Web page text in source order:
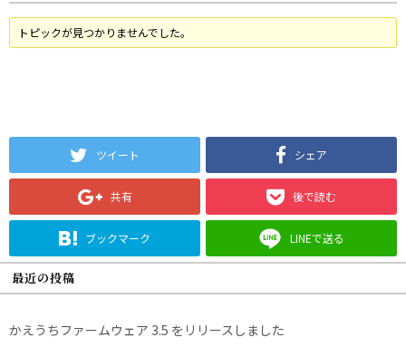
トピックが見つかりませんでした。
ツイート シェア
共有 後で読む
ブックマーク LINEで送る
最近の投稿
かえうちファームウェア 3.5 をリリースしました